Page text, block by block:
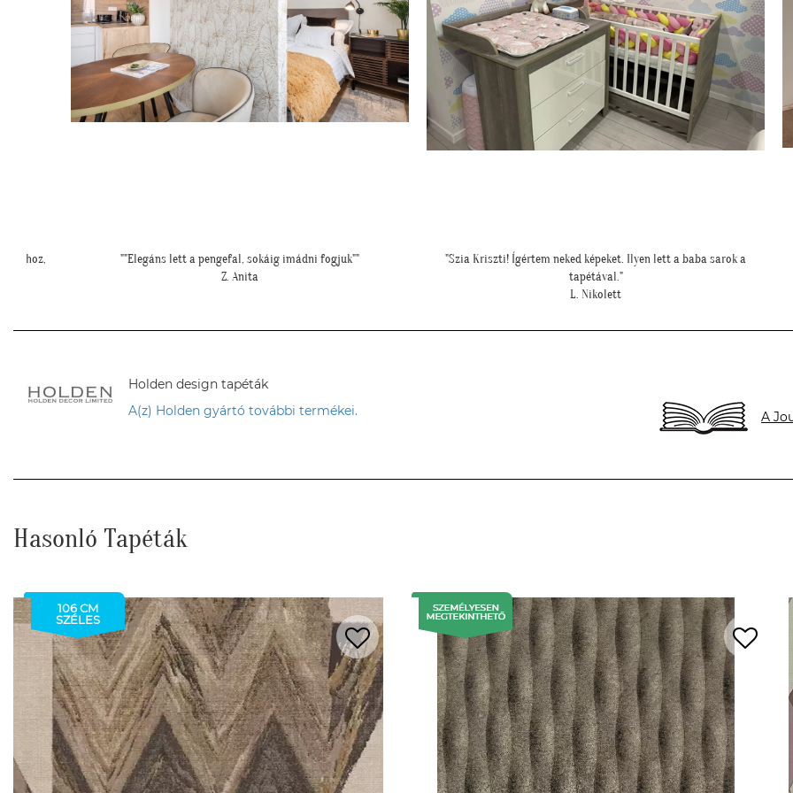
"Szia Kriszti! Ígértem neked képeket. Ilyen lett a baba sarok a
tapétával."
""Még egyszer köszönjük a lehetőséget, és azt is, hogy velünk
örültök!""
Z. Kriszta
Holden design tapéták
A(z) Holden gyártó további termékei.
A
Hasonló Tapéták
106 CM
SZÉLES